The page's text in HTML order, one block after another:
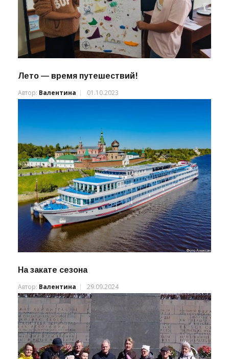
Лето — время путешествий!
Автор: Валентина 01.10.2023
На закате сезона
Автор: Валентина 29.09.2024